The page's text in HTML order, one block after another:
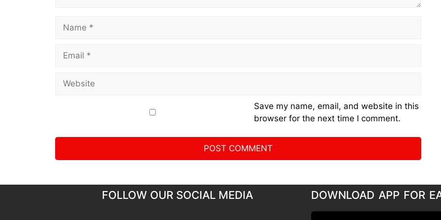
Save my name, email, and website in this
browser for the next time I comment.
FOLLOW OUR SOCIAL MEDIA DOWNLOAD APP FOR